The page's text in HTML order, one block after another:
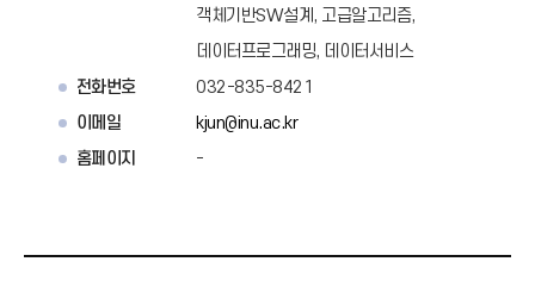
객체기반SW설계, 고급알고리즘,
데이터프로그래밍, 데이터서비스
전화번호
032-835-8421
이메일
kjun@inu.ac.kr
홈페이지
-